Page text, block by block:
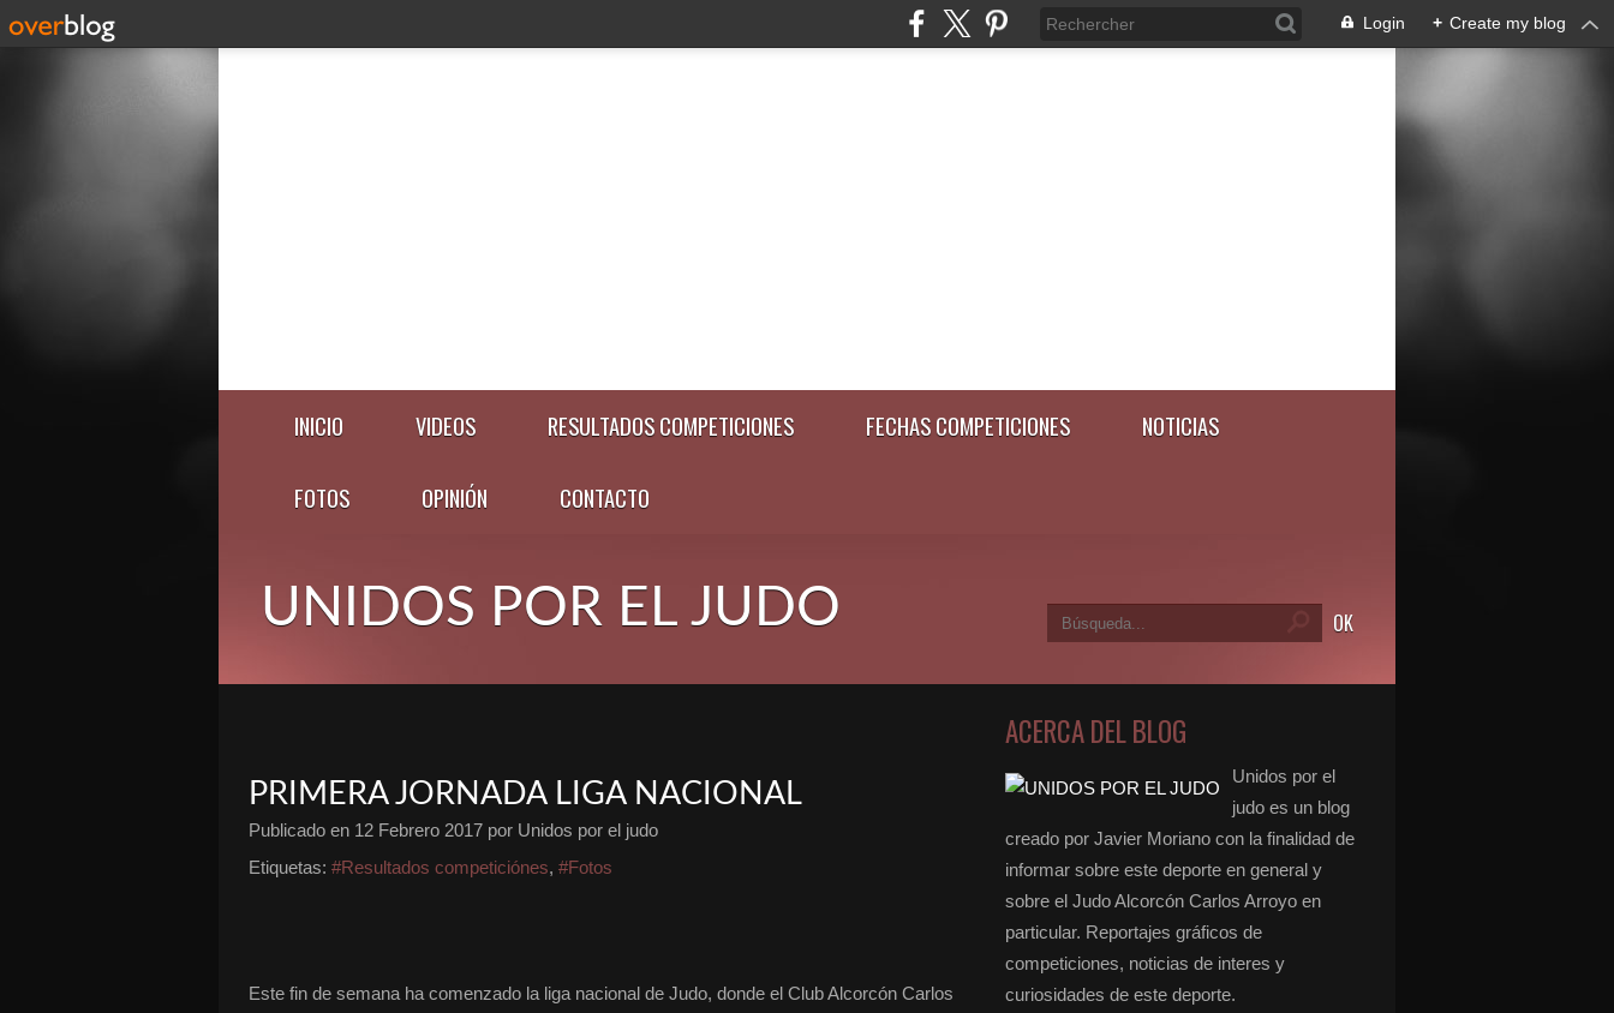
Login + Create my blog
INICIO VIDEOS RESULTADOS COMPETICIONES FECHAS COMPETICIONES NOTICIAS
FOTOS OPINIÓN CONTACTO
UNIDOS POR EL JUDO
PRIMERA JORNADA LIGA NACIONAL
Publicado en 12 Febrero 2017 por Unidos por el judo
Etiquetas: #Resultados competiciónes, #Fotos
Este fin de semana ha comenzado la liga nacional de Judo, donde el Club Alcorcón Carlos
ACERCA DEL BLOG
Unidos por el
judo es un blog
creado por Javier Moriano con la finalidad de
informar sobre este deporte en general y
sobre el Judo Alcorcón Carlos Arroyo en
particular. Reportajes gráficos de
competiciones, noticias de interes y
curiosidades de este deporte.